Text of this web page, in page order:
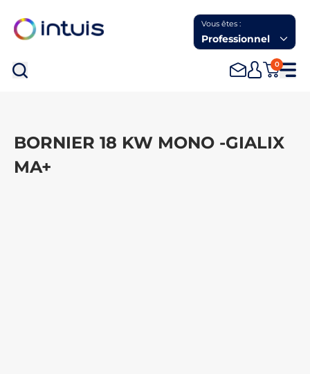
Vous êtes :
Professionnel
0
BORNIER 18 KW MONO -GIALIX
MA+